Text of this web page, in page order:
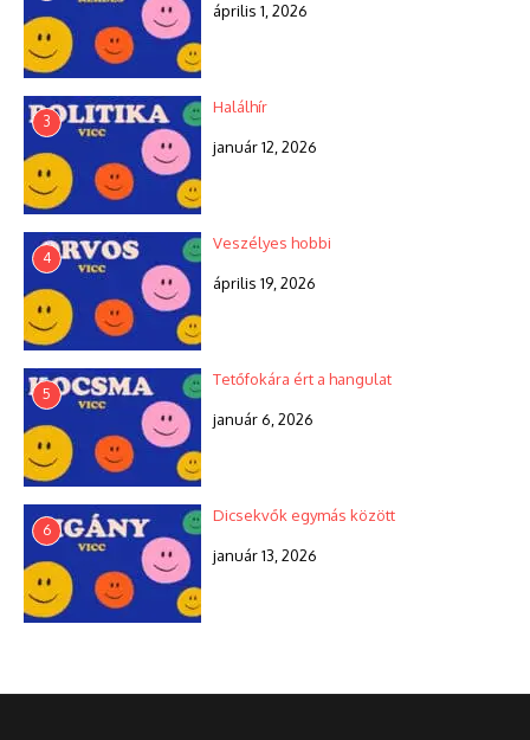
április 1, 2026
3
Halálhír
január 12, 2026
4
Veszélyes hobbi
április 19, 2026
5
Tetőfokára ért a hangulat
január 6, 2026
6
Dicsekvők egymás között
január 13, 2026